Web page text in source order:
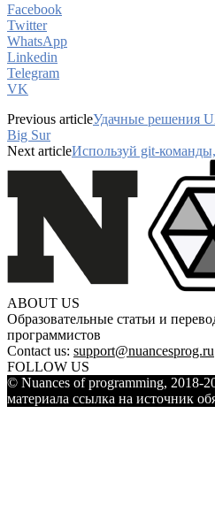
Facebook
Twitter
WhatsApp
Linkedin
Telegram
VK
Previous articleУдачные решения
Big Sur
Next articleИспользуй git-
ABOUT US
Образовательные статьи и
программистов
Contact us: support@nuancesprog.ru
FOLLOW US
© Nuances of programming, 2018-
материала ссылка на источник